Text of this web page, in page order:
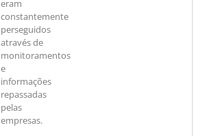
eram
constantemente
perseguidos
através de
monitoramentos
e
informações
repassadas
pelas
empresas.